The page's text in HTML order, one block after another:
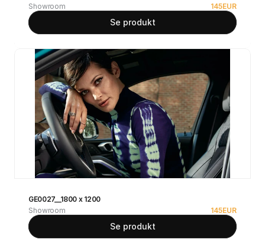
Showroom
145EUR
Se produkt
GE0027__1800 x 1200
Showroom
145EUR
Se produkt